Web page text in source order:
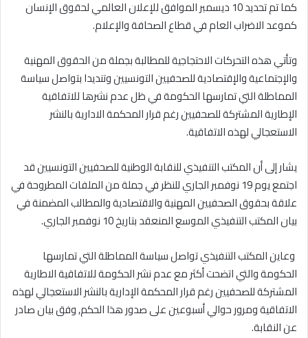
كما تم تحديد 10 ديسمبر الموافق للإعلان العالمي لحقوق الإنسان
كموعد الاضراب العام في قطاع الصحافة والإعلام.
وتأتي هذه التحركات الاحتجاجية للمطالبة بجملة من الحقوق المهنية
والإجتماعية والإقتصادية للصحفيين التونسيين وتنديدا بتواصل سياسة
المماطلة التي تمارسها الحكومة في ظل عدم نشرها للاتفاقية
الإطارية المشتركة للصحفيين رغم قرار المحكمة الادارية بالنشر
الاستعجالي لهذه الاتفاقية.
يشار إلى أن المكتب التنفيذي للنقابة الوطنية للصحفيين التونسيين قد
اجتمع يوم 19 نوفمبر الجاري للنظر في جملة من الملفات المطروحة في
علاقة بحقوق الصحفيين المهنية والاقتصادية والمطالب المضمنة في
بيان المكتب التنفيذي الموسع المنعقد بتاريخ 10 نوفمبر الجاري
.
وعاين المكتب التنفيذي تواصل سياسة المماطلة التي تمارسها
الحكومة والتي اتضحت أكثر مع عدم نشر الحكومة للاتفاقية الاطارية
المشتركة للصحفيين رغم قرار المحكمة الإدارية بالنشر الاستعجالي لهذه
الاتفاقية ومرور حوالي أسبوعين على صدور هذا الحكم, وفق بيان صادر
عن النقابة.